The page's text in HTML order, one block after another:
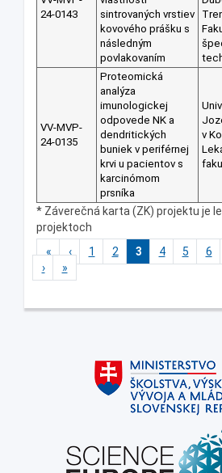
24-0143
sintrovaných vrstiev
kovového prášku s
následným
povlakovaním
VV-MVP-
24-0135
Proteomická
analýza
imunologickej
odpovede NK a
dendritických
buniek v periférnej
krvi u pacientov s
karcinómom
prsníka
v
* Záverečná karta (ZK) projektu je
projektoch
«
‹ 1 2 3 4 5 6
›
»